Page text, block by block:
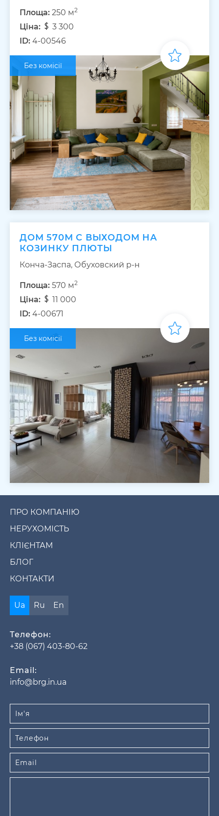
Площа: 250 м2
Ціна:
3 300
ID: 4-00546
Без комісії
ДОМ 570М С ВЫХОДОМ НА
КОЗИНКУ ПЛЮТЫ
Конча-Заспа, Обуховский р-н
Площа: 570 м2
Ціна:
11 000
ID: 4-00671
Без комісії
ПРО КОМПАНІЮ
НЕРУХОМІСТЬ
КЛІЄНТАМ
БЛОГ
КОНТАКТИ
Ua Ru En
Телефон:
+38 (067) 403-80-62
Email:
info@brg.in.ua